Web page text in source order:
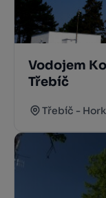
Vodojem
Třebíč
Třebíč -